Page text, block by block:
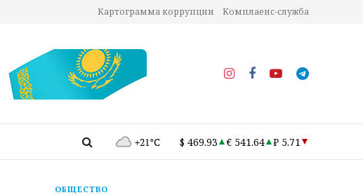
Картограмма коррупции Комплаенс-служба
+21°C $ 469.93 € 541.64 ₽ 5.71
ОБЩЕСТВО